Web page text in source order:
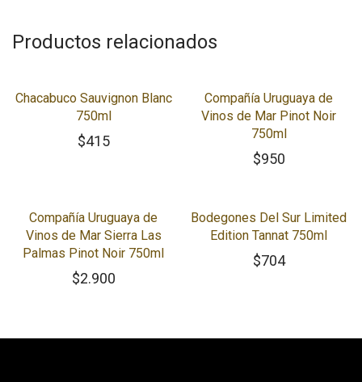
Productos relacionados
Chacabuco Sauvignon Blanc
750ml
$415
Compañía Uruguaya de
Vinos de Mar Pinot Noir
750ml
$950
Compañía Uruguaya de
Vinos de Mar Sierra Las
Palmas Pinot Noir 750ml
$2.900
Bodegones Del Sur Limited
Edition Tannat 750ml
$704